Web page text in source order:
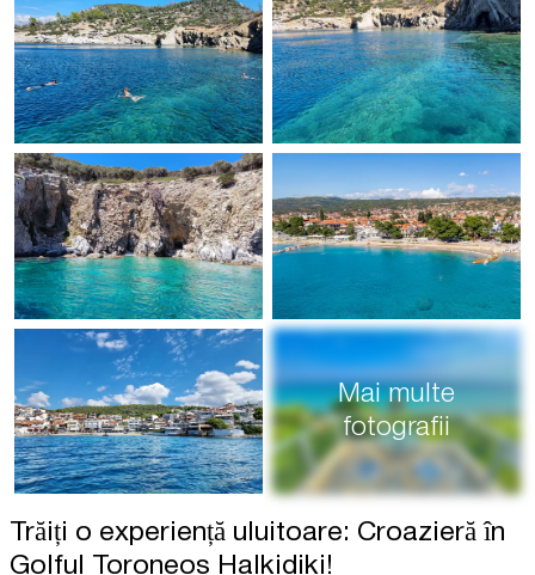
Mai multe
fotografii
Trăiți o experiență uluitoare: Croazieră în
Golful Toroneos Halkidiki!